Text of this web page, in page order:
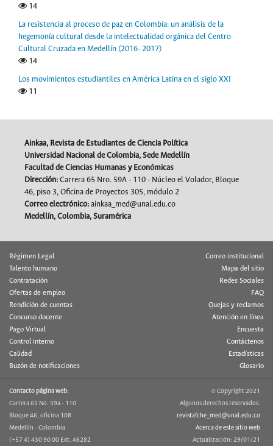
14
La resistencia al proceso de paz en Colombia: un análisis de la
hegemonía cultural desde la intelectualidad orgánica del Centro
Cultural Cruzada en Medellín (2016- 2017)
14
Los movimientos estudiantiles en América Latina en el siglo XXI
11
Ainkaa, Revista de Estudiantes de Ciencia Política
Universidad Nacional de Colombia, Sede Medellín
Facultad de Ciencias Humanas y Económicas
Dirección: Carrera 65 Nro. 59A - 110 - Núcleo el Volador, Bloque
46, piso 3, Oficina de Proyectos 305, módulo 2
Correo electrónico: ainkaa_med@unal.edu.co
Medellín, Colombia, Suramérica
Régimen Legal
Talento humano
Contratación
Ofertas de empleo
Rendición de cuentas
Concurso docente
Pago Virtual
Control interno
Calidad
Buzón de notificaciones
Correo institucional
Mapa del sitio
Redes Sociales
FAQ
Quejas y reclamos
Atención en línea
Encuesta
Contáctenos
Estadísticas
Glosario
Contacto página web:
Carrera 65 No. 59a - 110
Bloque 46, oficina 108
Medellín - Colombia
(+57 4) 430 90 00 Ext. 46282
© Copyright 2021
Algunos derechos reservados.
revistafche_med@unal.edu.co
Acerca de este sitio web
Actualización: 29/01/21